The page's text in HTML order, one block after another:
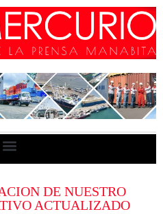
DE NUESTRO
ACTUALIZADO